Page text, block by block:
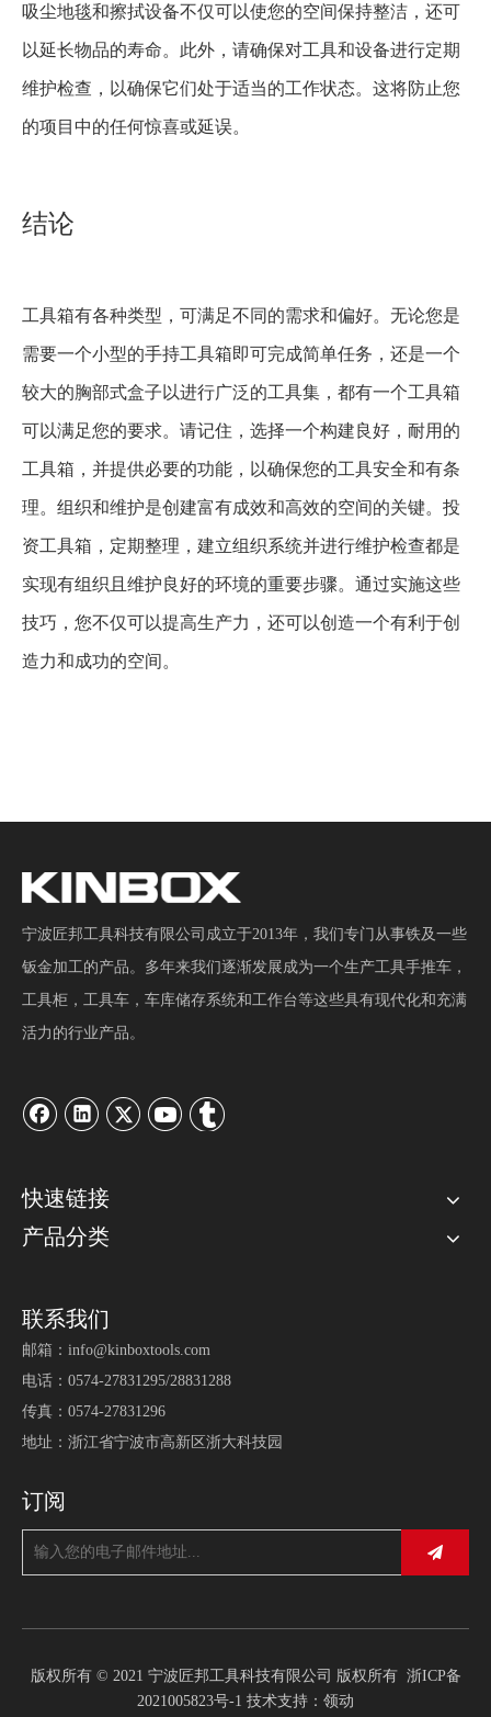
吸尘地毯和擦拭设备不仅可以使您的空间保持整洁，还可
以延长物品的寿命。此外，请确保对工具和设备进行定期
维护检查，以确保它们处于适当的工作状态。这将防止您
的项目中的任何惊喜或延误。
结论
工具箱有各种类型，可满足不同的需求和偏好。无论您是
需要一个小型的手持工具箱即可完成简单任务，还是一个
较大的胸部式盒子以进行广泛的工具集，都有一个工具箱
可以满足您的要求。请记住，选择一个构建良好，耐用的
工具箱，并提供必要的功能，以确保您的工具安全和有条
理。组织和维护是创建富有成效和高效的空间的关键。投
资工具箱，定期整理，建立组织系统并进行维护检查都是
实现有组织且维护良好的环境的重要步骤。通过实施这些
技巧，您不仅可以提高生产力，还可以创造一个有利于创
造力和成功的空间。
宁波匠邦工具科技有限公司成立于2013年，我们专门从事铁及一些
钣金加工的产品。多年来我们逐渐发展成为一个生产工具手推车，
工具柜，工具车，车库储存系统和工作台等这些具有现代化和充满
活力的行业产品。
快速链接
产品分类
联系我们
邮箱： info@kinboxtools.com
电话：0574-27831295/28831288
传真：0574-27831296
地址：浙江省宁波市高新区浙大科技园
订阅
版权所有 © 2021 宁波匠邦工具科技有限公司 版权所有 浙ICP备
2021005823号-1 技术支持： 领动